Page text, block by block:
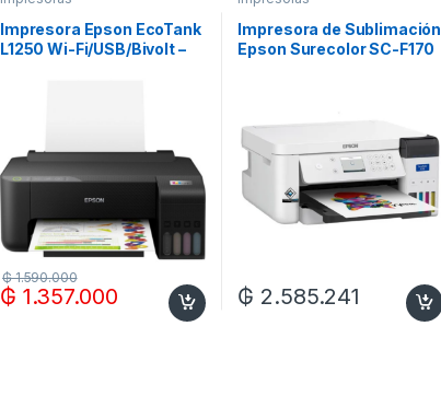
Impresora Epson EcoTank
L1250 Wi-Fi/USB/Bivolt –
₲ 1.357.000
₲1.590.000
Impresora de Sublimación
Epson Surecolor SC-F170
₲ 2.585.241